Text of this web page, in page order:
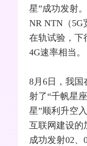
星”成功发射。
NR NTN（ 5G
在轨试验，下
4G速率相当。
8月6日，我
射了“千帆星
星”顺利升空
互联网建设的
成功发射02、